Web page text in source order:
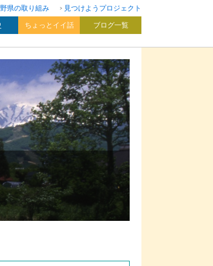
県の取り組み
見つけようプロジェクト
ちょっとイイ話 ブログ一覧